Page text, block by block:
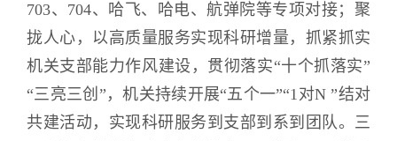
703、704、哈飞、哈电、航弹院等专项对接；聚
拢人心，以高质量服务实现科研增量，抓紧抓实
机关支部能力作风建设，贯彻落实“十个抓落实”
“三亮三创”，机关持续开展“五个一”“1对N ”结对
共建活动，实现科研服务到支部到系到团队。三